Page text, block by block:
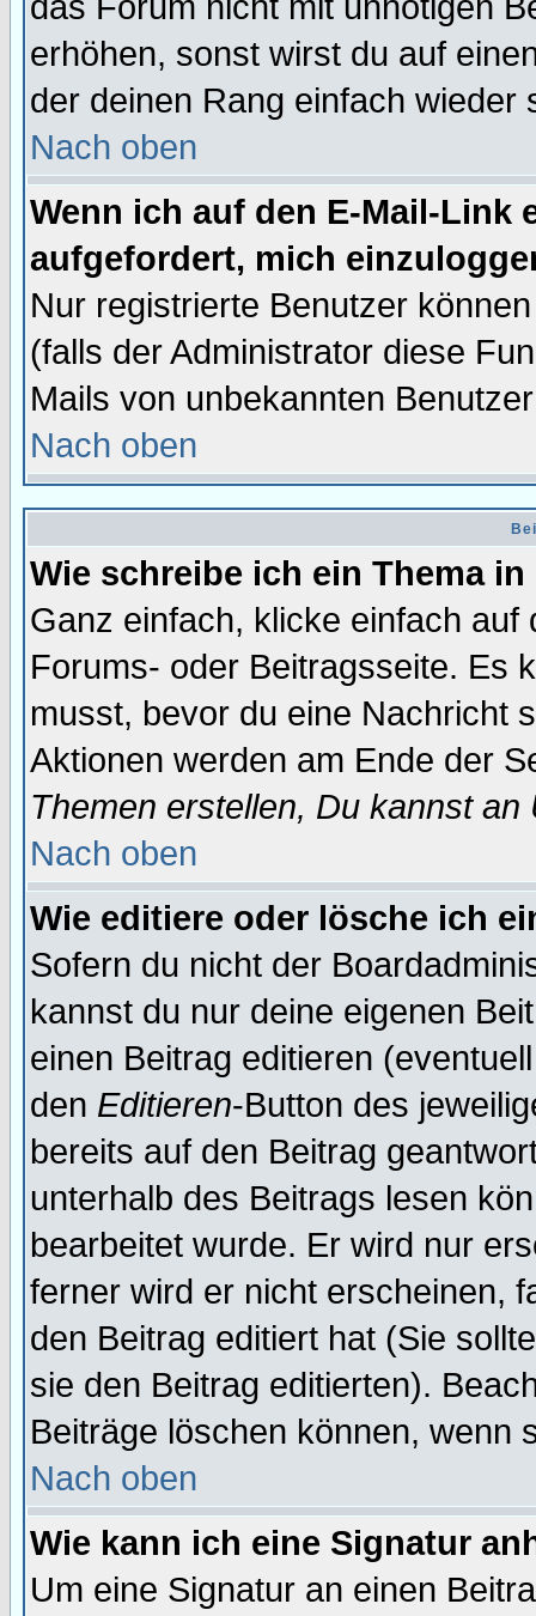
erhöhen, sonst wirst du auf
der deinen Rang einfach wieder
Nach oben
Wenn ich auf den E-Mail-Link
aufgefordert, mich
Nur registrierte Benutzer
(falls der Administrator diese
Mails von unbekannten
Nach oben
Wie schreibe ich ein Thema
Ganz einfach, klicke einfach
Forums- oder Beitragsseite. Es
musst, bevor du eine Nachricht
Aktionen werden am Ende der
Themen erstellen, Du kannst
Nach oben
Wie editiere oder lösche ich
Sofern du nicht der
kannst du nur deine eigenen
einen Beitrag editieren
den Editieren-Button des
bereits auf den Beitrag
unterhalb des Beitrags lesen
bearbeitet wurde. Er wird nur
ferner wird er nicht erscheinen,
den Beitrag editiert hat (Sie
sie den Beitrag editierten).
Beiträge löschen können, wenn
Nach oben
Wie kann ich eine Signatur
Um eine Signatur an einen